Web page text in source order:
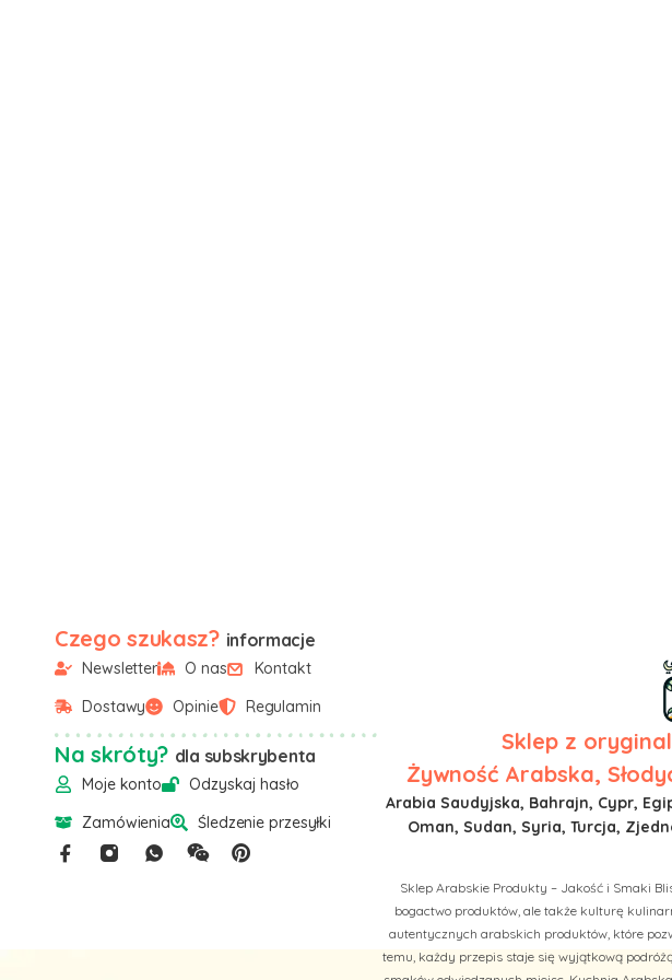
Czego szukasz? informacje
Newsletter O nas
Kontakt
Dostawy
Opinie Regulamin
Na skróty? dla subskrybenta
Moje konto
Odzyskaj hasło
Zamówienia
Śledzenie przesyłki
Sklep z
Żywność Arabska,
Arabia Saudyjska, Bahrajn, Cypr,
Oman, Sudan, Syria, Turcja,
Sklep Arabskie Produkty – Jakość i Smaki
bogactwo produktów, ale także kulturę
autentycznych arabskich produktów, które
temu, każdy przepis staje się wyjątkową